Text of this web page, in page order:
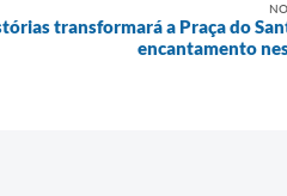
transformará a Praça do
encantamento